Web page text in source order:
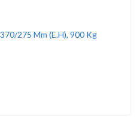
275 Mm (E.h), 900 Kg